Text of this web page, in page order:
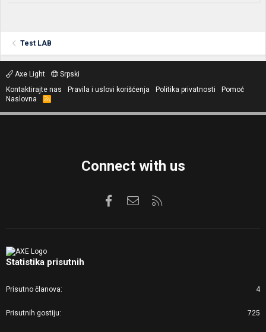
Test LAB
Axe Light
Srpski
Kontaktirajte nas
Pravila i uslovi korišćenja Politika privatnosti
Pomoć
Naslovna
R
S
Connect with us
FacebookKontaktirajte nas
Statistika prisutnih
Prisutno članova 4
Prisutnih gostiju 725